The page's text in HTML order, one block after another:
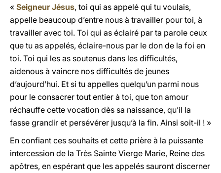
« Seigneur Jésus, toi qui as appelé qui tu voulais,
appelle beaucoup d’entre nous à travailler pour toi, à
travailler avec toi. Toi qui as éclairé par ta parole ceux
que tu as appelés, éclaire-nous par le don de la foi en
toi. Toi qui les as soutenus dans les difficultés,
aidenous à vaincre nos difficultés de jeunes
d’aujourd’hui. Et si tu appelles quelqu’un parmi nous
pour le consacrer tout entier à toi, que ton amour
réchauffe cette vocation dès sa naissance, qu’il la
fasse grandir et persévérer jusqu’à la fin. Ainsi soit-il ! »
En confiant ces souhaits et cette prière à la puissante
intercession de la Très Sainte Vierge Marie, Reine des
apôtres, en espérant que les appelés sauront discerner